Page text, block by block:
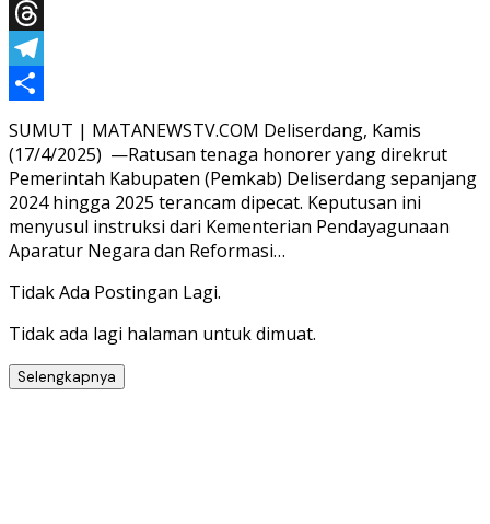
X
Threads
Telegram
Share
SUMUT | MATANEWSTV.COM Deliserdang, Kamis
(17/4/2025) —Ratusan tenaga honorer yang direkrut
Pemerintah Kabupaten (Pemkab) Deliserdang sepanjang
2024 hingga 2025 terancam dipecat. Keputusan ini
menyusul instruksi dari Kementerian Pendayagunaan
Aparatur Negara dan Reformasi…
Tidak Ada Postingan Lagi.
Tidak ada lagi halaman untuk dimuat.
Selengkapnya